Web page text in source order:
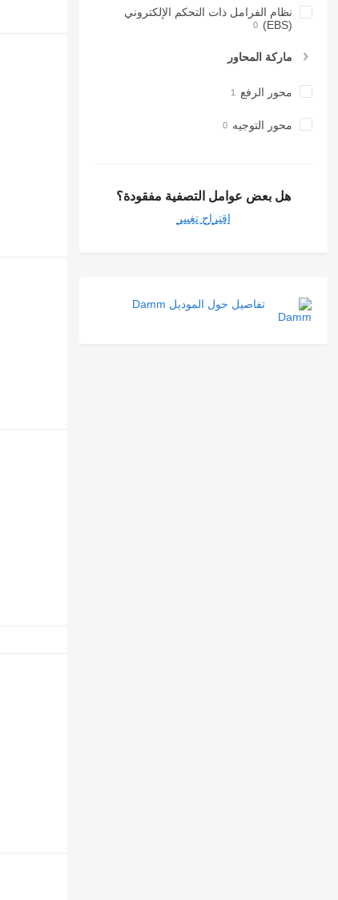
نظام الفرامل ذات التحكم الإلكتروني
(EBS)
ماركة المحاور
محور الرفع
محور التوجيه
هل بعض عوامل التصفية مفقودة؟
اقتراح تغيير
تفاصيل حول الموديل Damm